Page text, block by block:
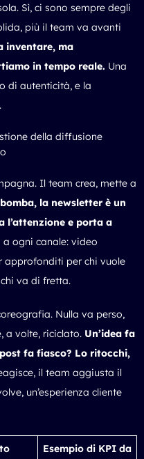
Sì, ci sono sempre degli
più il team va avanti
inventare, ma
in tempo reale. Una
di autenticità, e la
della diffusione
Il team crea, mette a
la newsletter è un
l’attenzione e porta a
ogni canale: video
approfonditi per chi vuole
va di fretta.
Nulla va perso,
a volte, riciclato. Un’idea fa
fa fiasco? Lo ritocchi,
il team aggiusta il
un’esperienza cliente
Esempio di KPI da